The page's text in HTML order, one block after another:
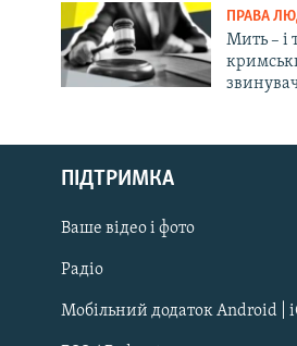
Русский
Qırımtatar
ДОЛУЧАЙСЯ!
ПРАВА
Мить – і
ПІДТРИМКА
Ваше відео і фото
Радіо
Мобільний додаток Android |